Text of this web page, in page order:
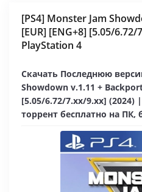
[PS4] Monster Jam
[EUR] [ENG+8] [5.05/
PlayStation 4
Скачать Последнюю
Showdown v.1.11 +
[5.05/6.72/7.xx/9.xx] (2024)
торрент бесплатно на ПК,